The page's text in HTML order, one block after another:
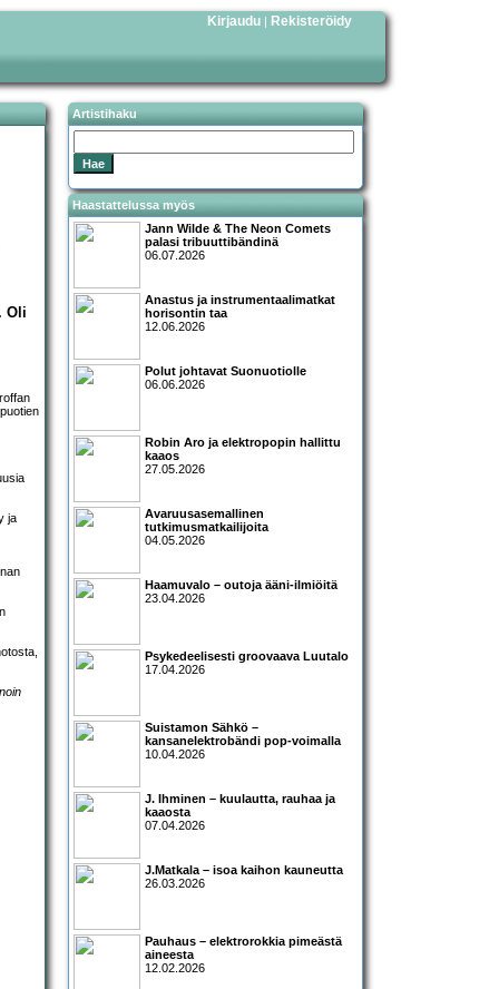
Kirjaudu | Rekisteröidy
Oli
ja
Artistihaku
Haastattelussa myös
Jann Wilde & The Neon Comets
palasi tribuuttibändinä
06.07.2026
Anastus ja instrumentaalimatkat
horisontin taa
12.06.2026
Polut johtavat Suonuotiolle
06.06.2026
Robin Aro ja elektropopin hallittu
kaaos
27.05.2026
Avaruusasemallinen
tutkimusmatkailijoita
04.05.2026
Haamuvalo – outoja ääni-ilmiöitä
23.04.2026
Psykedeelisesti groovaava Luutalo
17.04.2026
Suistamon Sähkö –
kansanelektrobändi pop-voimalla
10.04.2026
J. Ihminen – kuulautta, rauhaa ja
kaaosta
07.04.2026
J.Matkala – isoa kaihon kauneutta
26.03.2026
Pauhaus – elektrorokkia pimeästä
aineesta
12.02.2026